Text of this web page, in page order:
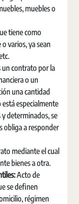
muebles o
tiene como
varios, ya sean
un contrato por la
o un
una cantidad
especialmente
determinados, se
obliga a responder
mediante el cual
bienes a otra.
Acto de
se definen
régimen